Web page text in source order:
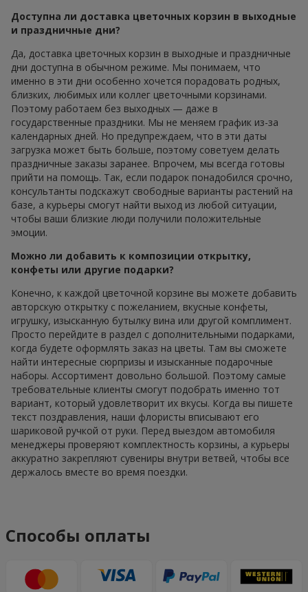
Доступна ли доставка цветочных корзин в выходные
и праздничные дни?
Да, доставка цветочных корзин в выходные и праздничные
дни доступна в обычном режиме. Мы понимаем, что
именно в эти дни особенно хочется порадовать родных,
близких, любимых или коллег цветочными корзинами.
Поэтому работаем без выходных — даже в
государственные праздники. Мы не меняем график из-за
календарных дней. Но предупреждаем, что в эти даты
загрузка может быть больше, поэтому советуем делать
праздничные заказы заранее. Впрочем, мы всегда готовы
прийти на помощь. Так, если подарок понадобился срочно,
консультанты подскажут свободные варианты растений на
базе, а курьеры смогут найти выход из любой ситуации,
чтобы ваши близкие люди получили положительные
эмоции.
Можно ли добавить к композиции открытку,
конфеты или другие подарки?
Конечно, к каждой цветочной корзине вы можете добавить
авторскую открытку с пожеланием, вкусные конфеты,
игрушку, изысканную бутылку вина или другой комплимент.
Просто перейдите в раздел с дополнительными подарками,
когда будете оформлять заказ на цветы. Там вы сможете
найти интересные сюрпризы и изысканные подарочные
наборы. Ассортимент довольно большой. Поэтому самые
требовательные клиенты смогут подобрать именно тот
вариант, который удовлетворит их вкусы. Когда вы пишете
текст поздравления, наши флористы вписывают его
шариковой ручкой от руки. Перед выездом автомобиля
менеджеры проверяют комплектность корзины, а курьеры
аккуратно закрепляют сувениры внутри ветвей, чтобы все
держалось вместе во время поездки.
Способы оплаты